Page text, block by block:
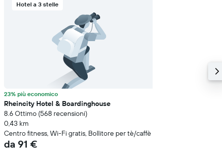
Hotel a 3 stelle
23% più economico
Rheincity Hotel & Boardinghouse
8.6 Ottimo (568 recensioni)
0,43 km
Centro fitness, Wi-Fi gratis, Bollitore per tè/caffè
da 91 €